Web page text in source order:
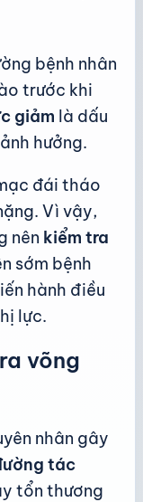
bệnh nhân
trước khi
giảm là dấu
hưởng.
đái tháo
Vì vậy,
nên kiểm tra
sớm bệnh
hành điều
lực.
võng
nhân gây
tác
tổn thương